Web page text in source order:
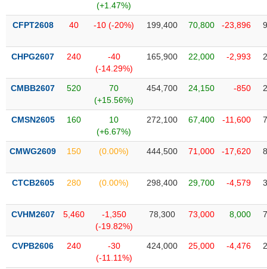
(+1.47%)
CFPT2608 40 -10 (-20%) 199,400 70,800 -23,896
CHPG2607 240
-40
(-14.29%)
165,900 22,000 -2,993
CMBB2607 520
70
(+15.56%)
454,700 24,150 -850
CMSN2605 160
10
(+6.67%)
272,100 67,400 -11,600
CMWG2609 150 (0.00%) 444,500 71,000 -17,620
CTCB2605 280 (0.00%) 298,400 29,700 -4,579
CVHM2607 5,460
-1,350
(-19.82%)
78,300 73,000 8,000
CVPB2606 240
-30
(-11.11%)
424,000 25,000 -4,476
SỨC
TÀI
TIN